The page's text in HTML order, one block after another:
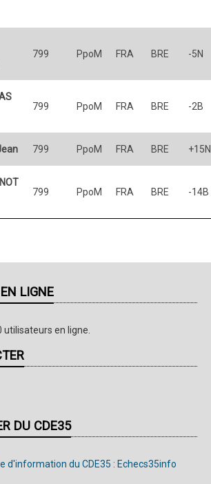
799 PpoM FRA BRE -5N
799 PpoM FRA BRE -2B
799 PpoM FRA BRE +15N
799 PpoM FRA BRE -14B
LIGNE
utilisateurs en ligne.
DU CDE35
d'information du CDE35 : Echecs35info